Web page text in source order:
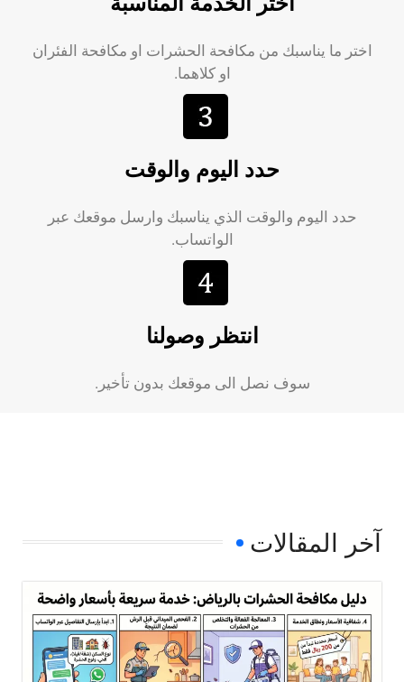
اختر ما يناسبك من مكافحة الحشرات او مكافحة الفئران
او كلاهما.
حدد اليوم والوقت
حدد اليوم والوقت الذي يناسبك وارسل موقعك عبر
الواتساب.
انتظر وصولنا
سوف نصل الى موقعك بدون تأخير.
آخر المقالات